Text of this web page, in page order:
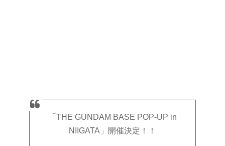
「THE GUNDAM BASE POP-UP in
NIIGATA」開催決定！！